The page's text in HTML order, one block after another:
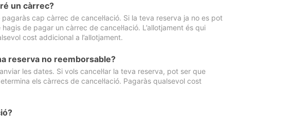
un càrrec?
cap càrrec de cancel·lació. Si la teva reserva ja no es pot
de pagar un càrrec de cancel·lació. L’allotjament és qui
cost addicional a l’allotjament.
reserva no reemborsable?
les dates. Si vols cancel·lar la teva reserva, pot ser que
els càrrecs de cancel·lació. Pagaràs qualsevol cost